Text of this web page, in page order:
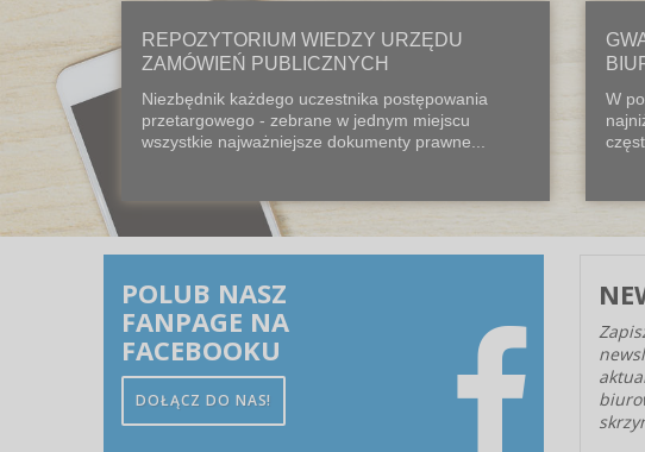
REPOZYTORIUM WIEDZY URZĘDU
ZAMÓWIEŃ PUBLICZNYCH
Niezbędnik każdego uczestnika postępowania
przetargowego - zebrane w jednym miejscu
wszystkie najważniejsze dokumenty prawne...
W
POLUB NASZ
FANPAGE NA
FACEBOOKU
DOŁĄCZ DO NAS!